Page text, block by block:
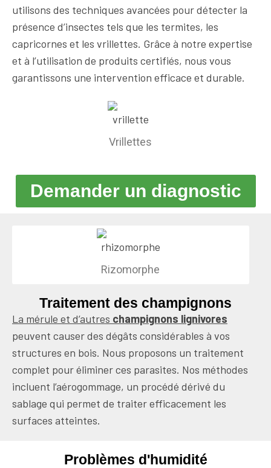
utilisons des techniques avancées pour détecter la
présence d’insectes tels que les termites, les
capricornes et les vrillettes. Grâce à notre expertise
et à l’utilisation de produits certifiés, nous vous
garantissons une intervention efficace et durable.
Vrillettes
Demander un diagnostic
Rizomorphe
Traitement des champignons
La mérule et d’autres champignons lignivores
peuvent causer des dégâts considérables à vos
structures en bois. Nous proposons un traitement
complet pour éliminer ces parasites. Nos méthodes
incluent l’aérogommage, un procédé dérivé du
sablage qui permet de traiter efficacement les
surfaces atteintes.
Problèmes d'humidité